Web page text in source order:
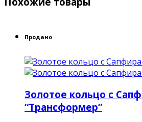
Продано
Золотое кольцо с
“Трансформер”